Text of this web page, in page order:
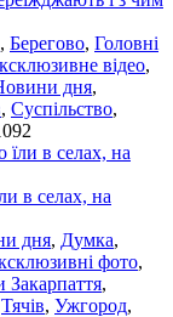
, Берегово, Головні
відео,
дня,
, Суспільство,
в селах, на
дня, Думка,
фото,
,
Тячів, Ужгород,